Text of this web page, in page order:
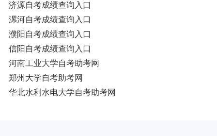
济源自考成绩查询入口
漯河自考成绩查询入口
濮阳自考成绩查询入口
信阳自考成绩查询入口
河南工业大学自考助考网
郑州大学自考助考网
华北水利水电大学自考助考网